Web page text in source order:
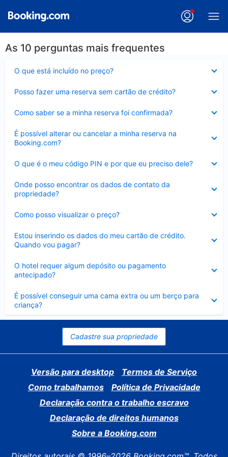
As 10 perguntas mais frequentes
O que está incluído no preço?
Posso fazer uma reserva sem cartão de crédito?
Como saber se a minha reserva foi confirmada?
É possível alterar ou cancelar a minha reserva na
Booking.com?
Contraído
O que é o meu código PIN e por que eu preciso dele?
Onde posso encontrar os dados de contato da
propriedade?
Como posso visualizar o preço?
Estou inserindo os dados do meu cartão de crédito.
Quando vou pagar?
O hotel requer algum depósito ou pagamento
antecipado?
É possível conseguir uma cama extra ou um berço para
criança?
Contraído
Cadastre sua propriedade
Versão para desktop
Termos de Serviço
Como trabalhamos
Política de Privacidade
Declaração contra o trabalho escravo
Declaração de direitos humanos
Sobre a Booking.com